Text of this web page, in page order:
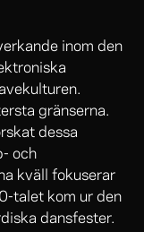
inom den
gränserna.
dessa
och
kväll fokuserar
talet kom ur den
dansfester.